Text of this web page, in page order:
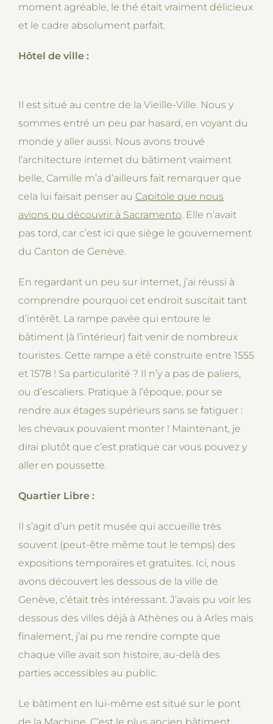
moment agréable, le thé était vraiment délicieux
et le cadre absolument parfait.
Hôtel de ville :
Il est situé au centre de la Vieille-Ville. Nous y
sommes entré un peu par hasard, en voyant du
monde y aller aussi. Nous avons trouvé
l’architecture internet du bâtiment vraiment
belle, Camille m’a d’ailleurs fait remarquer que
cela lui faisait penser au Capitole que nous
avions pu découvrir à Sacramento. Elle n’avait
pas tord, car c’est ici que siège le gouvernement
du Canton de Genève.
En regardant un peu sur internet, j’ai réussi à
comprendre pourquoi cet endroit suscitait tant
d’intérêt. La rampe pavée qui entoure le
bâtiment (à l’intérieur) fait venir de nombreux
touristes. Cette rampe a été construite entre 1555
et 1578 ! Sa particularité ? Il n’y a pas de paliers,
ou d’escaliers. Pratique à l’époque, pour se
rendre aux étages supérieurs sans se fatiguer :
les chevaux pouvaient monter ! Maintenant, je
dirai plutôt que c’est pratique car vous pouvez y
aller en poussette.
Quartier Libre :
Il s’agit d’un petit musée qui accueille très
souvent (peut-être même tout le temps) des
expositions temporaires et gratuites. Ici, nous
avons découvert les dessous de la ville de
Genève, c’était très intéressant. J’avais pu voir les
dessous des villes déjà à Athènes ou à Arles mais
finalement, j’ai pu me rendre compte que
chaque ville avait son histoire, au-delà des
parties accessibles au public.
Le bâtiment en lui-même est situé sur le pont